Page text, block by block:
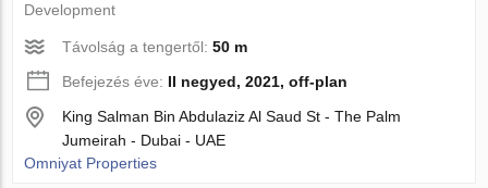
Development
Távolság a tengertől:50 m
Befejezés éve: II negyed, 2021, off-plan
King Salman Bin Abdulaziz Al Saud St - The Palm
Jumeirah - Dubai - UAE
Omniyat Properties